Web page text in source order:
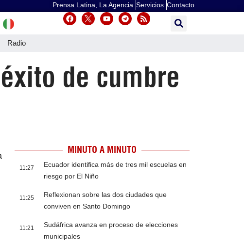
Prensa Latina, La Agencia Servicios Contacto
Radio
de cumbre
MINUTO A MINUTO
11:27
Ecuador identifica más de tres mil escuelas en
riesgo por El Niño
11:25
Reflexionan sobre las dos ciudades que
conviven en Santo Domingo
11:21
Sudáfrica avanza en proceso de elecciones
municipales